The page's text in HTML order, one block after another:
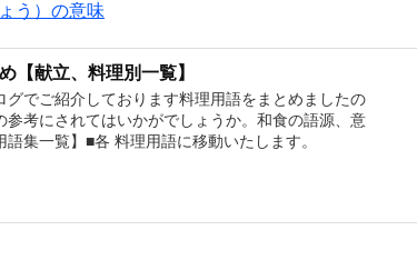
う）の意味
【献立、料理別一覧】
グでご紹介しております料理用語をまとめましたの
参考にされてはいかがでしょうか。和食の語源、意
集一覧】■各 料理用語に移動いたします。